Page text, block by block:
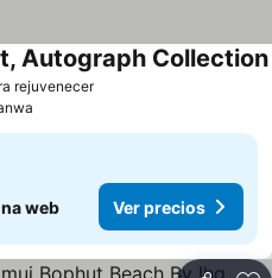
rejuvenecer
Autograph Collection
web Ver precios